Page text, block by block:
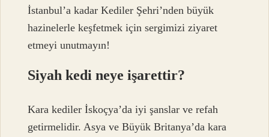
İstanbul’a kadar Kediler Şehri’nden büyük
hazinelerle keşfetmek için sergimizi ziyaret
etmeyi unutmayın!
Siyah kedi neye işarettir?
Kara kediler İskoçya’da iyi şanslar ve refah
getirmelidir. Asya ve Büyük Britanya’da kara